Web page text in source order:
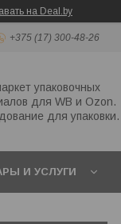
на Deal.by
+375 (17) 300-48-26
упаковочных
для WB и Ozon.
для упаковки.
И УСЛУГИ